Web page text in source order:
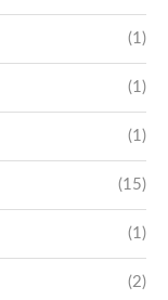
(1)
(1)
(1)
(15)
(1)
(2)